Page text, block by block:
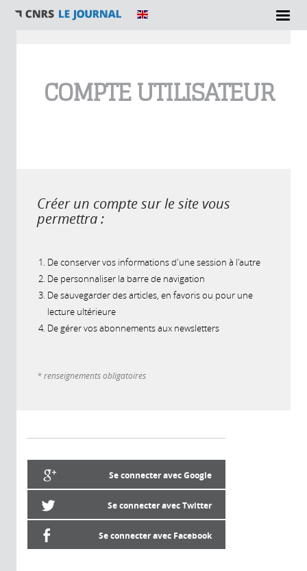
COMPTE UTILISATEUR
Créer un compte sur le site vous
permettra :
De conserver vos informations d'une session à l'autre
De personnaliser la barre de navigation
De sauvegarder des articles, en favoris ou pour une
lecture ultérieure
De gérer vos abonnements aux newsletters
* renseignements obligatoires
Se connecter avec Google
Se connecter avec Twitter
Se connecter avec Facebook